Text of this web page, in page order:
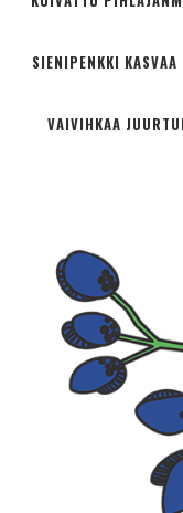
SIENIPENKKI
VAIVIHKAA